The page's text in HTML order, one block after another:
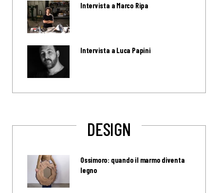
Intervista a Marco Ripa
Intervista a Luca Papini
DESIGN
Ossimoro: quando il marmo diventa
legno